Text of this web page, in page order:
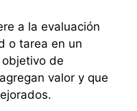
a la evaluación
o tarea en un
de
valor y que